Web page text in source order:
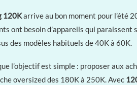
120Karrive au bon moment pour l’été
ont besoin d’appareils qui
des modèles habituels de 40K à 60K.
l’objectif est simple : proposer aux
oversized des 180K à 250K. Avec